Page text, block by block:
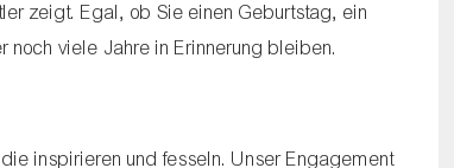
zeigt. Egal, ob Sie einen Geburtstag, ein
viele Jahre in Erinnerung bleiben.
inspirieren und fesseln. Unser Engagement